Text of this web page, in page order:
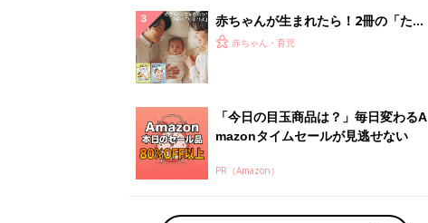
赤ちゃんが生まれたら！2冊の「たま
ひよ」
赤ちゃん・育児
「今日の目玉商品は？」毎日変わるA
mazonタイムセールが見逃せない
PR（Amazon）